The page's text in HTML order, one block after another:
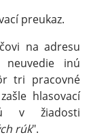
preukaz.
na adresu
inú
tri pracovné
hlasovací
v žiadosti
rúk".